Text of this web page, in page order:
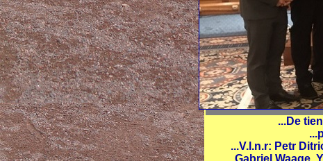
...De
...V.l.n.r: Petr
...Gabriel